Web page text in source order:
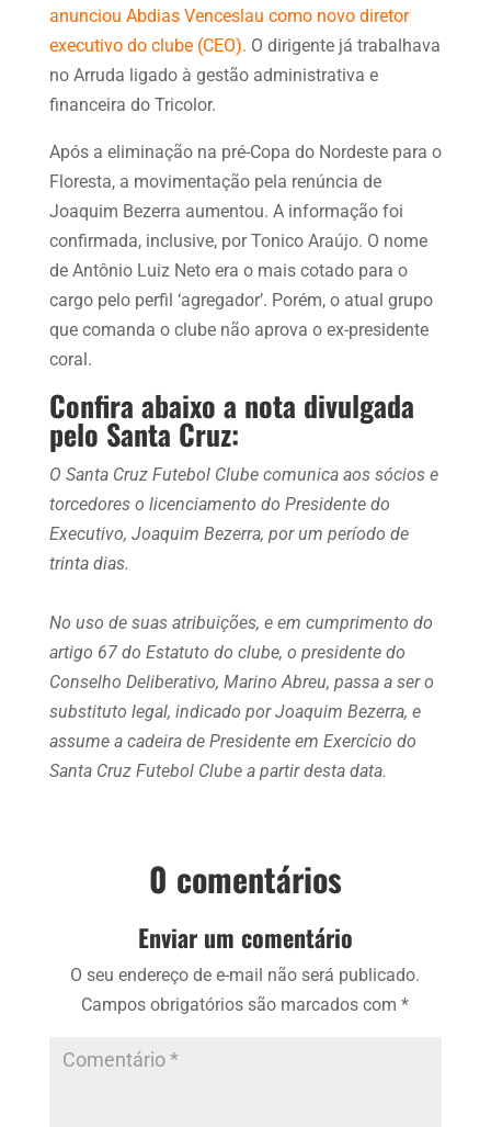
anunciou Abdias Venceslau como novo diretor
executivo do clube (CEO). O dirigente já trabalhava
no Arruda ligado à gestão administrativa e
financeira do Tricolor.
Após a eliminação na pré-Copa do Nordeste para o
Floresta, a movimentação pela renúncia de
Joaquim Bezerra aumentou. A informação foi
confirmada, inclusive, por Tonico Araújo. O nome
de Antônio Luiz Neto era o mais cotado para o
cargo pelo perfil ‘agregador’. Porém, o atual grupo
que comanda o clube não aprova o ex-presidente
coral.
Confira abaixo a nota divulgada
pelo Santa Cruz:
O Santa Cruz Futebol Clube comunica aos sócios e
torcedores o licenciamento do Presidente do
Executivo, Joaquim Bezerra, por um período de
trinta dias.
No uso de suas atribuições, e em cumprimento do
artigo 67 do Estatuto do clube, o presidente do
Conselho Deliberativo, Marino Abreu, passa a ser o
substituto legal, indicado por Joaquim Bezerra, e
assume a cadeira de Presidente em Exercício do
Santa Cruz Futebol Clube a partir desta data.
0 comentários
Enviar um comentário
O seu endereço de e-mail não será publicado.
Campos obrigatórios são marcados com*